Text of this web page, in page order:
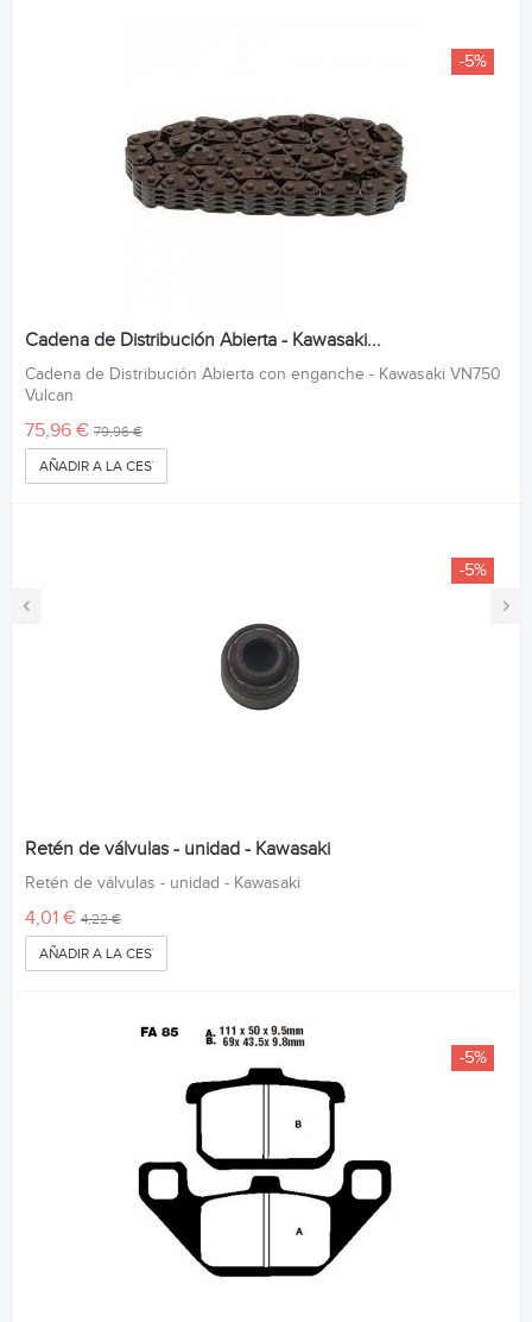
‹ ›
-5%
Cadena de Distribución Abierta - Kawasaki...
Cadena de Distribución Abierta con enganche - Kawasaki VN750
Vulcan
75,96 € 79,96 €
AÑADIR A LA CESTA
-5%
Retén de válvulas - unidad - Kawasaki
Retén de válvulas - unidad - Kawasaki
4,01 € 4,22 €
AÑADIR A LA CESTA
-5%